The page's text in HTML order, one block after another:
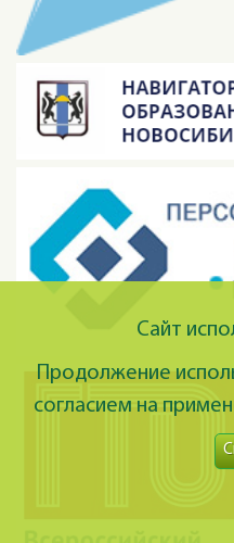
Сайт
Продолжение
согласием на